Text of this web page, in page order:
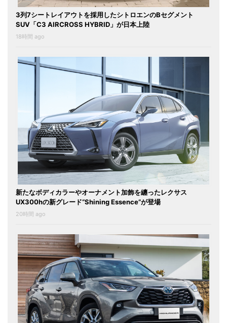
3列7シートレイアウトを採用したシトロエンのBセグメント
SUV「C3 AIRCROSS HYBRID」が日本上陸
18時間 ago
新たなボディカラーやオーナメント加飾を纏ったレクサス
UX300hの新グレード“Shining Essence”が登場
20時間 ago